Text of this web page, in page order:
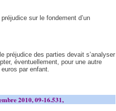
sur le fondement d’un
préjudice des parties devait s’analyser
éventuellement, pour une autre
par enfant.
2010, 09-16.531,